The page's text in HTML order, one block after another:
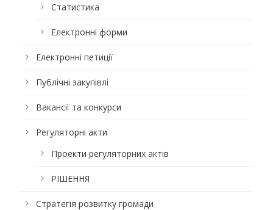
Статистика
Електронні форми
Електронні петиції
Публічні закупівлі
Вакансії та конкурси
Регуляторні акти
Проекти регуляторних актів
РІШЕННЯ
Стратегія розвитку громади